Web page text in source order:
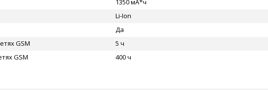
1350 мА*ч
Li-Ion
Да
GSM
5 ч
GSM
400 ч